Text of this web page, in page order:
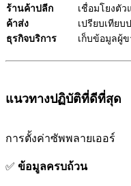
ร้านค้าปลีก
เชื่อมโยงตั
ค้าส่ง
เปรียบเทีย
ธุรกิจบริการ
เก็บข้อมูลผู้
แนวทางปฏิบัติที่ดีที่สุด
การตั้งค่าซัพพลายเออร์
✅ ข้อมูลครบถ้วน